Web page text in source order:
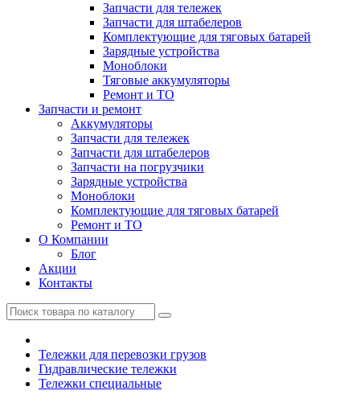
Запчасти для тележек
Запчасти для штабелеров
Комплектующие для тяговых батарей
Зарядные устройства
Моноблоки
Тяговые аккумуляторы
Ремонт и ТО
Запчасти и ремонт
Аккумуляторы
Запчасти для тележек
Запчасти для штабелеров
Запчасти на погрузчики
Зарядные устройства
Моноблоки
Комплектующие для тяговых батарей
Ремонт и ТО
О Компании
Блог
Акции
Контакты
Тележки для перевозки грузов
Гидравлические тележки
Тележки специальные